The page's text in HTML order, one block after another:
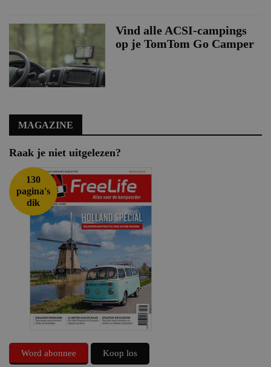
Vind alle ACSI-campings
op je TomTom Go Camper
MAGAZINE
Raak je niet uitgelezen?
130
pagina's
dik
Word abonnee Koop los